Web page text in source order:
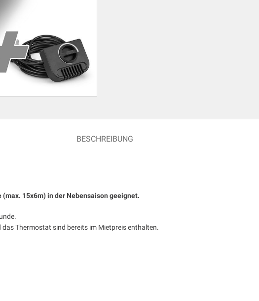
BESCHREIBUNG
15x6m) in der Nebensaison geeignet.
Thermostat sind bereits im Mietpreis enthalten.